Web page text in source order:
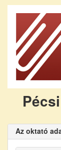
Az oktató